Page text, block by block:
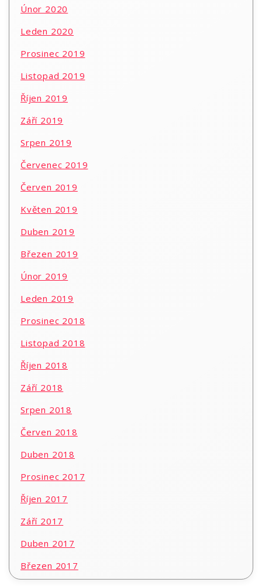
Únor 2020
Leden 2020
Prosinec 2019
Listopad 2019
Říjen 2019
Září 2019
Srpen 2019
Červenec 2019
Červen 2019
Květen 2019
Duben 2019
Březen 2019
Únor 2019
Leden 2019
Prosinec 2018
Listopad 2018
Říjen 2018
Září 2018
Srpen 2018
Červen 2018
Duben 2018
Prosinec 2017
Říjen 2017
Září 2017
Duben 2017
Březen 2017